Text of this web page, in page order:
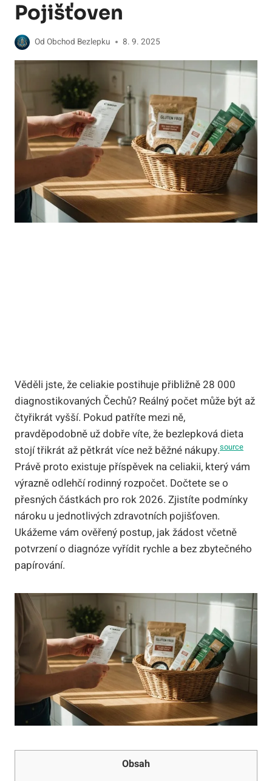
Pojišťoven
Od Obchod Bezlepku 8. 9. 2025
Věděli jste, že celiakie postihuje přibližně 28 000
diagnostikovaných Čechů? Reálný počet může být až
čtyřikrát vyšší. Pokud patříte mezi ně,
pravděpodobně už dobře víte, že bezlepková dieta
stojí třikrát až pětkrát více než běžné nákupy.source
Právě proto existuje příspěvek na celiakii, který vám
výrazně odlehčí rodinný rozpočet. Dočtete se o
přesných částkách pro rok 2026. Zjistíte podmínky
nároku u jednotlivých zdravotních pojišťoven.
Ukážeme vám ověřený postup, jak žádost včetně
potvrzení o diagnóze vyřídit rychle a bez zbytečného
papírování.
Obsah